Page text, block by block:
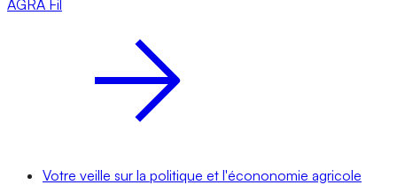
AGRA Fil
Votre veille sur la politique et l'écononomie agricole